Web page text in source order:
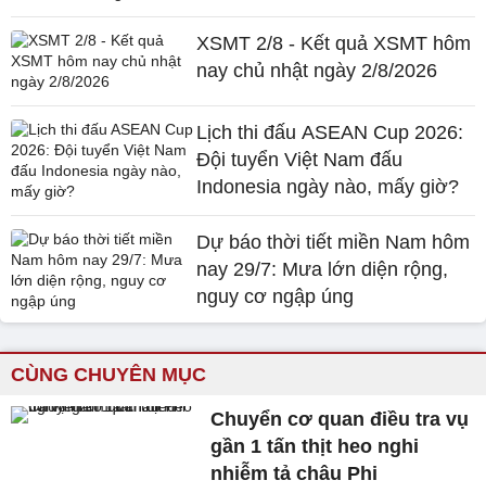
XSMT 2/8 - Kết quả XSMT hôm
nay chủ nhật ngày 2/8/2026
Lịch thi đấu ASEAN Cup 2026:
Đội tuyển Việt Nam đấu
Indonesia ngày nào, mấy giờ?
Dự báo thời tiết miền Nam hôm
nay 29/7: Mưa lớn diện rộng,
nguy cơ ngập úng
CÙNG CHUYÊN MỤC
Chuyển cơ quan điều tra vụ
gần 1 tấn thịt heo nghi
nhiễm tả châu Phi